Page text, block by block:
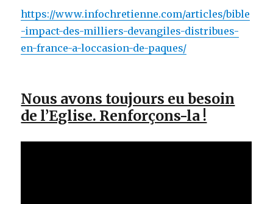
https://www.infochretienne.com/articles/bible
-impact-des-milliers-devangiles-distribues-
en-france-a-loccasion-de-paques/
Nous avons toujours eu besoin
de l’Eglise. Renforçons-la !